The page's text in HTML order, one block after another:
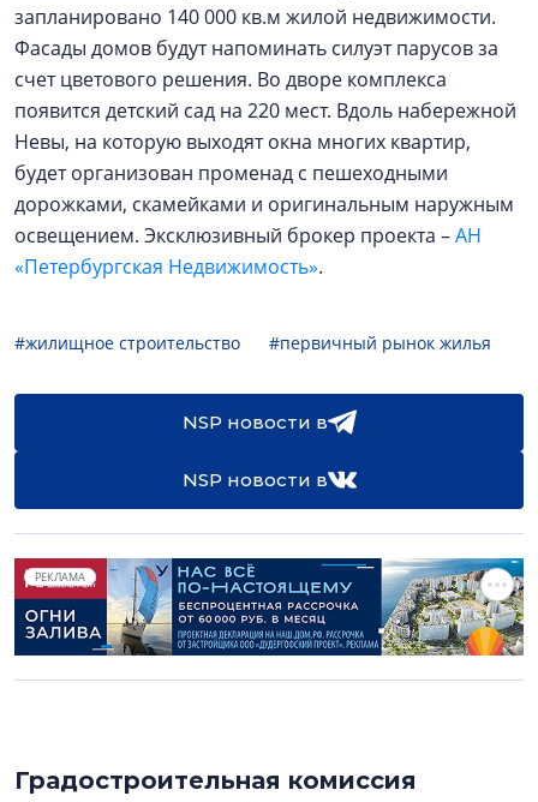
запланировано 140 000 кв.м жилой недвижимости.
Фасады домов будут напоминать силуэт парусов за
счет цветового решения. Во дворе комплекса
появится детский сад на 220 мест. Вдоль набережной
Невы, на которую выходят окна многих квартир,
будет организован променад с пешеходными
дорожками, скамейками и оригинальным наружным
освещением. Эксклюзивный брокер проекта –АН
«Петербургская Недвижимость».
#жилищное строительство #первичный рынок жилья
NSP новости в
NSP новости в
РЕКЛАМА
Градостроительная комиссия